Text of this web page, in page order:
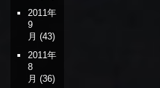
2011年
9
月 (43)
2011年
8
月 (36)